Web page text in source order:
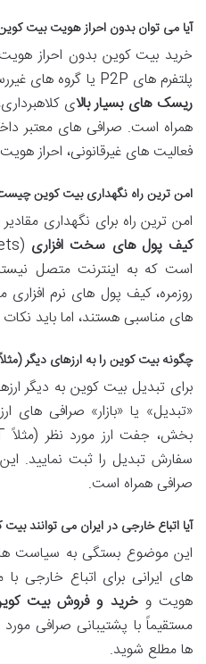
آیا می توان بدون احراز هویت بیت
خرید بیت کوین بدون احراز
پلتفرم های P2P یا گروه های غیررسمی ممکن است، اما این روش با
ریسک های بسیار بالای
همراه است. صرافی های معتبر
فعالیت های غیرقانونی، احراز
امن ترین راه نگهداری بیت کوین
امن ترین راه برای نگهداری
کیف پول های سخت افزاری
است که به اینترنت متصل
روزمره، کیف پول های نرم افزاری
های مناسبی هستند، اما باید
چگونه بیت کوین را به ارزهای دیگر
برای تبدیل بیت کوین به دیگر
«تبدیل» یا «بازار» صرافی های
سفارش تبدیل را ثبت نمایید. این
صرافی همراه است.
آیا اتباع خارجی در ایران می توانند
این موضوع بستگی به سیاست
های ایرانی برای اتباع خارجی با
هویت وخرید و فروش بیت
مستقیماً با پشتیبانی صرافی
ها مطلع شوید.